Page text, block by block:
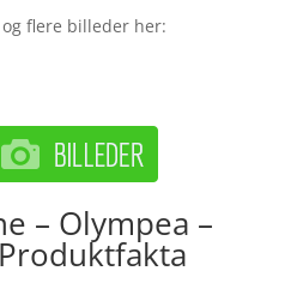
flere billeder her:
– Olympea –